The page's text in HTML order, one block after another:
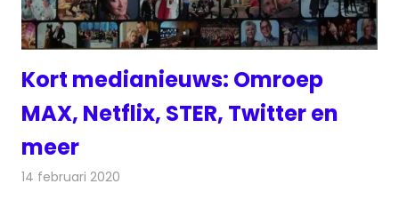
Kort medianieuws: Omroep
MAX, Netflix, STER, Twitter en
meer
14 februari 2020